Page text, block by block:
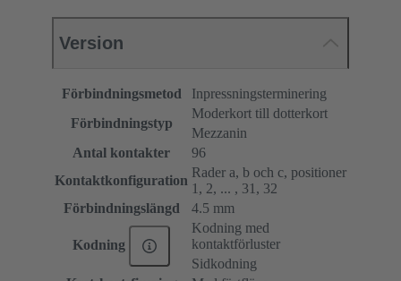
Version
Förbindningsmetod
Inpressningsterminering
Förbindningstyp
Moderkort till dotterkort
Mezzanin
Antal kontakter
96
Kontaktkonfiguration
Rader a, b och c, positioner
1, 2, ... , 31, 32
Förbindningslängd
4.5 mm
Kodning
Kodning med
kontaktförluster
Sidkodning